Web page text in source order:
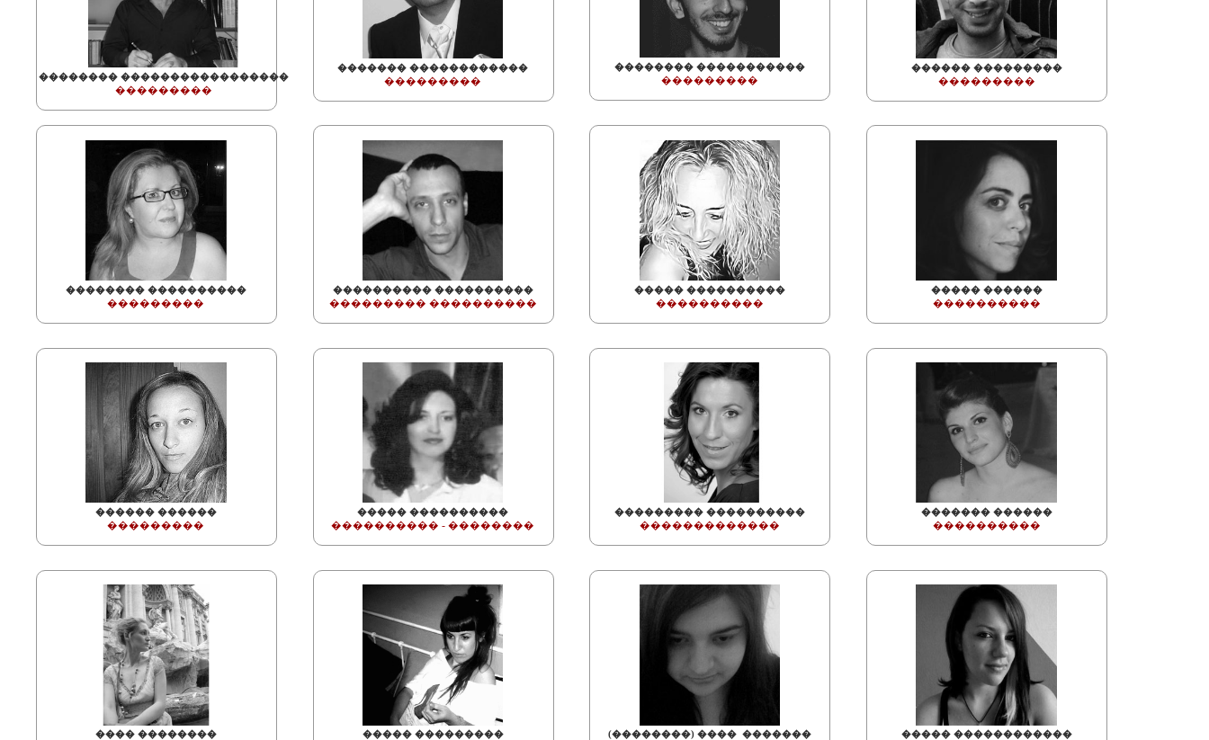
�������� �����������������
���������
������� ������������
���������
�������� �����������
���������
������ ���������
���������
�������� ����������
���������
���������� ����������
��������� ����������
����� ����������
����������
����� ������
����������
������ ������
���������
����� ����������
���������� - ��������
��������� ����������
�������������
������� ������
����������
���� �������� ����� ��������� (��������) ���� ������� ����� ������������